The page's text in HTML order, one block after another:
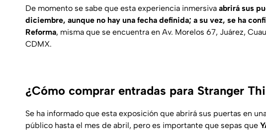
De momento se sabe que esta experiencia inmersiva abrirá sus
diciembre, aunque no hay una fecha definida; a su vez, se ha
Reforma, misma que se encuentra en Av. Morelos 67, Juárez,
CDMX.
¿Cómo comprar entradas para Stranger
Se ha informado que esta exposición que abrirá sus puertas en
público hasta el mes de abril, pero es importante que sepas que